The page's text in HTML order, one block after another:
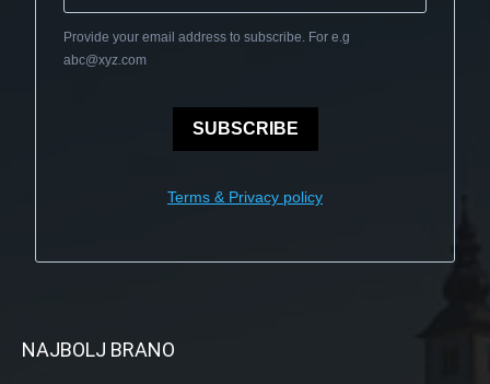
Provide your email address to subscribe. For e.g
abc@xyz.com
SUBSCRIBE
Terms & Privacy policy
NAJBOLJ BRANO